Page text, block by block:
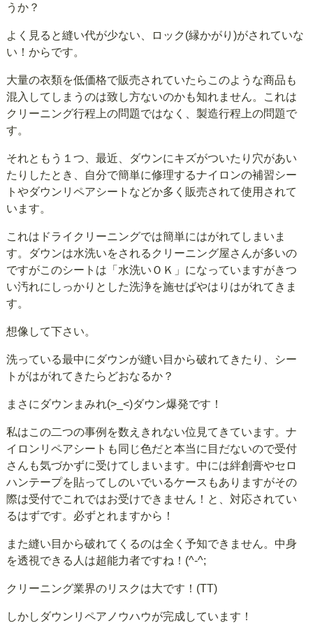
うか？
よく見ると縫い代が少ない、ロック(縁かがり)がされていな
い！からです。
大量の衣類を低価格で販売されていたらこのような商品も
混入してしまうのは致し方ないのかも知れません。これは
クリーニング行程上の問題ではなく、製造行程上の問題で
す。
それともう１つ、最近、ダウンにキズがついたり穴があい
たりしたとき、自分で簡単に修理するナイロンの補習シー
トやダウンリペアシートなどか多く販売されて使用されて
います。
これはドライクリーニングでは簡単にはがれてしまいま
す。ダウンは水洗いをされるクリーニング屋さんが多いの
ですがこのシートは「水洗いＯＫ」になっていますがきつ
い汚れにしっかりとした洗浄を施せばやはりはがれてきま
す。
想像して下さい。
洗っている最中にダウンが縫い目から破れてきたり、シー
トがはがれてきたらどおなるか？
まさにダウンまみれ(>_<)ダウン爆発です！
私はこの二つの事例を数えきれない位見てきています。ナ
イロンリペアシートも同じ色だと本当に目だないので受付
さんも気づかずに受けてしまいます。中には絆創膏やセロ
ハンテープを貼ってしのいでいるケースもありますがその
際は受付でこれではお受けできません！と、対応されてい
るはずです。必ずとれますから！
また縫い目から破れてくるのは全く予知できません。中身
を透視できる人は超能力者ですね！(^-^;
クリーニング業界のリスクは大です！(TT)
しかしダウンリペアノウハウが完成しています！